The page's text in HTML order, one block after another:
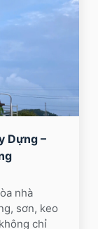
Dựng –
nhà
sơn, keo
chỉ